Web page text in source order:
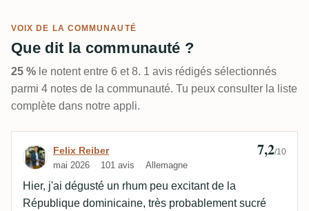
VOIX DE LA COMMUNAUTÉ
Que dit la communauté ?
25 % le notent entre 6 et 8. 1 avis rédigés sélectionnés
parmi 4 notes de la communauté. Tu peux consulter la liste
complète dans notre appli.
Avis de Felix Reiber
Felix Reiber
mai 2026 101 avis Allemagne
7,2/10
Hier, j'ai dégusté un rhum peu excitant de la
République dominicaine, très probablement sucré